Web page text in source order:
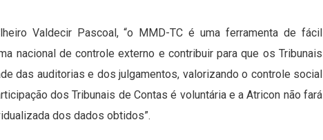
Valdecir Pascoal, “o MMD-TC é uma ferramenta de fácil
nacional de controle externo e contribuir para que os Tribunais
das auditorias e dos julgamentos, valorizando o controle social
dos Tribunais de Contas é voluntária e a Atricon não fará
dos dados obtidos”.